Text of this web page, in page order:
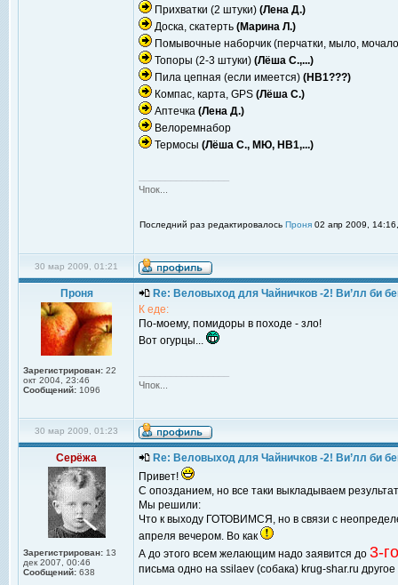
Прихватки (2 штуки) (Лена Д.)
Доска, скатерть (Марина Л.)
Помывочные наборчик (перчатки, мыло,
Топоры (2-3 штуки) (Лёша С.,...)
Пила цепная (если имеется) (НВ1???)
Компас, карта, GPS (Лёша С.)
Аптечка (Лена Д.)
Велоремнабор
Термосы (Лёша С., МЮ, НВ1,...)
Чпок...
Последний раз редактировалось Проня 02 апр 2009,
30 мар 2009, 01:21
Проня
Зарегистрирован: 22
окт 2004, 23:46
Сообщений: 1096
Re: Веловыход для Чайничков -2! Ви’лл би
К еде:
По-моему, помидоры в походе - зло!
Вот огурцы...
Чпок...
30 мар 2009, 01:23
Серёжа
Зарегистрирован: 13
дек 2007, 00:46
Сообщений: 638
Re: Веловыход для Чайничков -2! Ви’лл би
Привет!
С опозданием, но все таки выкладываем
Мы решили:
Что к выходу ГОТОВИМСЯ, но в связи с
апреля вечером. Во как
А до этого всем желающим надо заявится до 3-
письма одно на ssilaev (собака) krug-shar.ru